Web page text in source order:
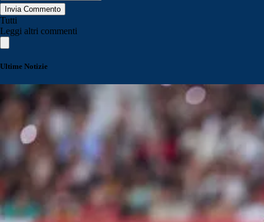
Invia Commento
Tutti
Leggi altri commenti
Ultime Notizie